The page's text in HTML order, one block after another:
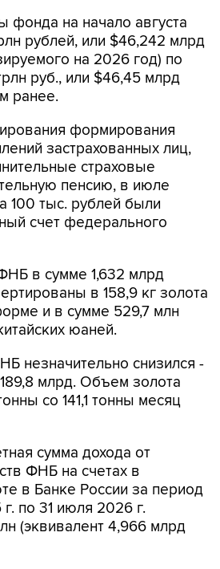
фонда на начало августа
рублей, или $46,242 млрд
на 2026 год) по
руб., или $46,45 млрд
ранее.
формирования
застрахованных лиц,
страховые
пенсию, в июле
100 тыс. рублей были
счет федерального
в сумме 1,632 млрд
в 158,9 кг золота
и в сумме 529,7 млн
юаней.
незначительно снизился -
млрд. Объем золота
со 141,1 тонны месяц
сумма дохода от
ФНБ на счетах в
в Банке России за период
по 31 июля 2026 г.
(эквивалент 4,966 млрд